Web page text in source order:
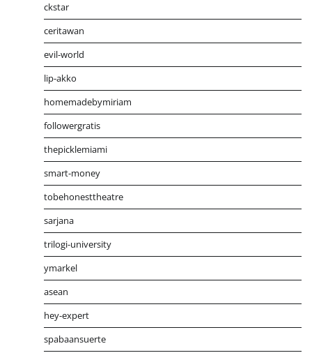
ckstar
ceritawan
evil-world
lip-akko
homemadebymiriam
followergratis
thepicklemiami
smart-money
tobehonesttheatre
sarjana
trilogi-university
ymarkel
asean
hey-expert
spabaansuerte